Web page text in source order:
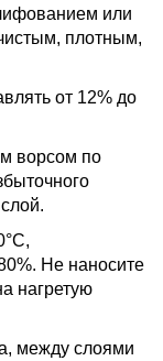
или
плотным,
от 12% до
ворсом по
Не наносите
нагретую
между слоями